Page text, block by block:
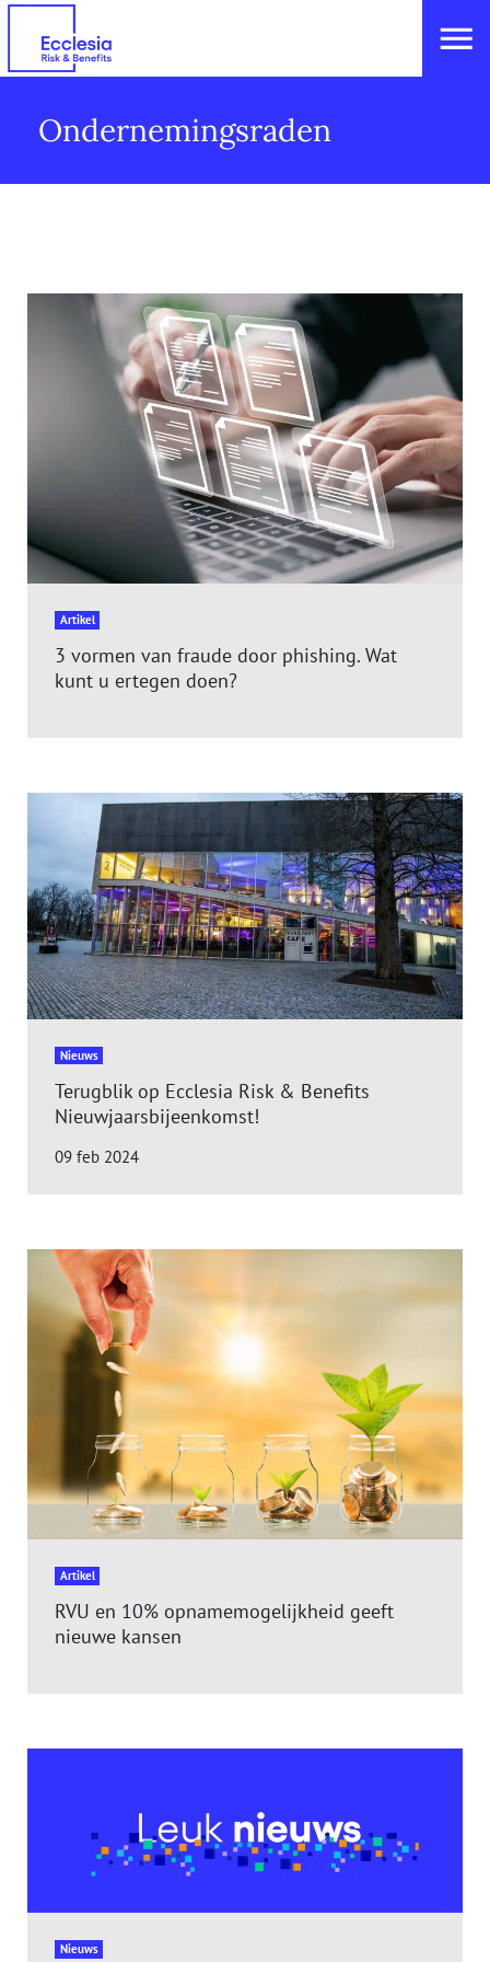
Ondernemingsraden
Artikel
3 vormen van fraude door phishing. Wat
kunt u ertegen doen?
Nieuws
Terugblik op Ecclesia Risk & Benefits
Nieuwjaarsbijeenkomst!
09 feb 2024
Artikel
RVU en 10% opnamemogelijkheid geeft
nieuwe kansen
Nieuws